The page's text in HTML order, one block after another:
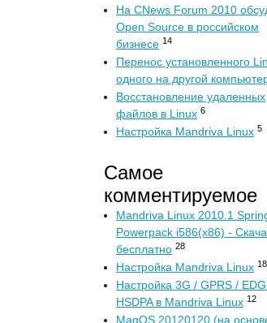
На CNews Forum 2010
Open Source в российском
бизнесе 14
Перенос установленного
одного на другой
Восстановление удаленных
файлов в Linux 6
Настройка Mandriva Linux 5
Самое
комментируемое
Mandriva Linux 2010.1
Powerpack i586(x86) -
бесплатно 28
Настройка Mandriva Linux 18
Настройка 3G / GPRS /
HSDPA в Mandriva Linux 12
MagOS 20120120 (на